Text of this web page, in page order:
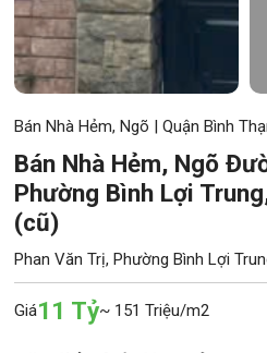
Bán Nhà Hẻm, Ngõ |Quận Bình
Bán Nhà Hẻm, Ngõ
Phường Bình Lợi
(cũ)
Phan Văn Trị, Phường Bình Lợi
Giá11 Tỷ~ 151 Triệu/m2